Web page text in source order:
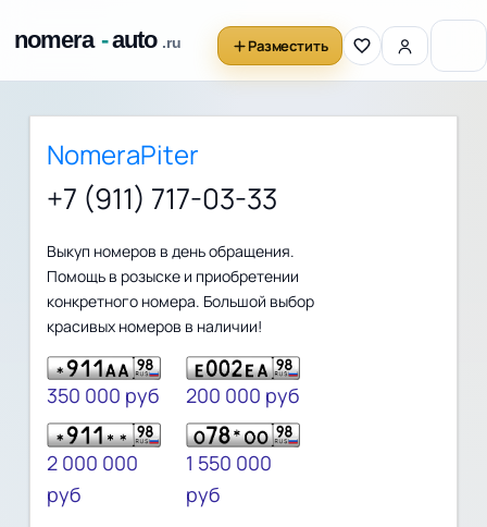
Разместить
NomeraPiter
+7 (911) 717-03-33
Выкуп номеров в день обращения.
Помощь в розыске и приобретении
конкретного номера. Большой выбор
красивых номеров в наличии!
350 000 руб 200 000 руб
2 000 000
руб
1 550 000
руб